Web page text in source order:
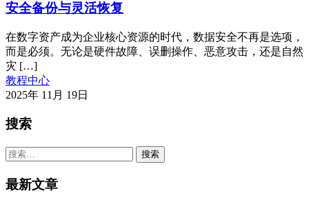
安全备份与灵活恢复
在数字资产成为企业核心资源的时代，数据安全不再是选项，
而是必须。无论是硬件故障、误删操作、恶意攻击，还是自然
灾 […]
教程中心
2025年 11月 19日
搜索
搜
最新文章